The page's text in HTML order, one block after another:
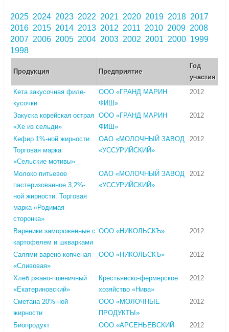
2025 2024 2023 2022 2021 2020 2019 2018 2017
2016 2015 2014 2013 2012 2011 2010 2009 2008
2007 2006 2005 2004 2003 2002 2001 2000 1999
1998
Продукция Предприятие
Год
участия
Кета закусочная филе-
кусочки
ООО «ГРАНД МАРИН
ФИШ»
2012
Закуска корейская острая
«Хе из сельди»
ООО «ГРАНД МАРИН
ФИШ»
2012
Кефир 1%-ной жирности.
Торговая марка
«Сельские мотивы»
ОАО «МОЛОЧНЫЙ ЗАВОД
«УССУРИЙСКИЙ»
2012
Молоко питьевое
пастеризованное 3,2%-
ной жирности. Торговая
марка «Родимая
сторонка»
ОАО «МОЛОЧНЫЙ ЗАВОД
«УССУРИЙСКИЙ»
2012
Вареники замороженные с
картофелем и шкварками
ООО «НИКОЛЬСКЪ» 2012
Салями варено-копченая
«Сливовая»
ООО «НИКОЛЬСКЪ» 2012
Хлеб ржано-пшеничный
«Екатериновский»
Крестьянско-фермерское
хозяйство «Нива»
2012
Сметана 20%-ной
жирности
ООО «МОЛОЧНЫЕ
ПРОДУКТЫ»
2012
Биопродукт
ООО «АРСЕНЬЕВСКИЙ
2012